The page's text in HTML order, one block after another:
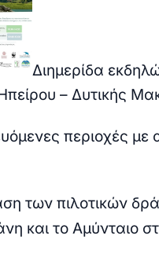
Διημερίδα
– Δυτικής
περιοχές
των πιλοτικών
και το Αμύνταιο